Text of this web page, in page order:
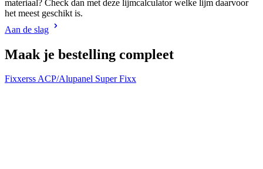
materiaal? Check dan met deze lijmcalculator welke lijm daarvoor
het meest geschikt is.
Aan de slag
Maak je bestelling compleet
Fixxerss ACP/Alupanel Super Fixx